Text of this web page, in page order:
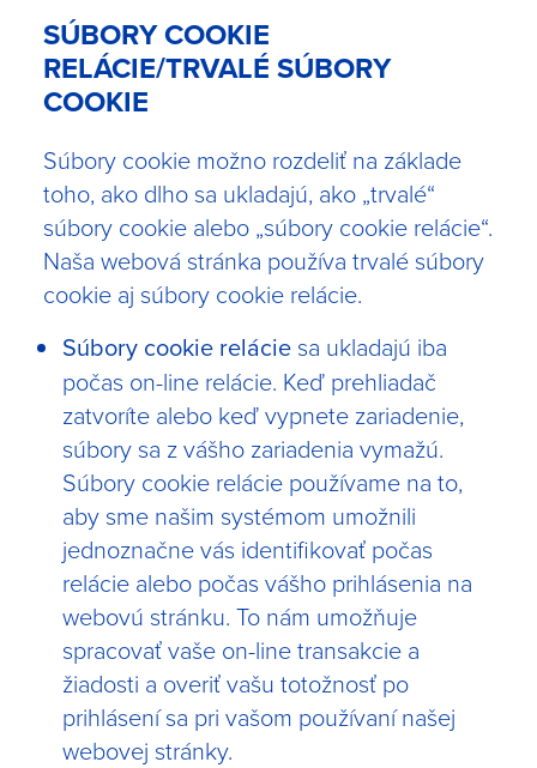
SÚBORY COOKIE
RELÁCIE/TRVALÉ SÚBORY
COOKIE
Súbory cookie možno rozdeliť na základe
toho, ako dlho sa ukladajú, ako „trvalé“
súbory cookie alebo „súbory cookie relácie“.
Naša webová stránka používa trvalé súbory
cookie aj súbory cookie relácie.
Súbory cookie relácie sa ukladajú iba
počas on-line relácie. Keď prehliadač
zatvoríte alebo keď vypnete zariadenie,
súbory sa z vášho zariadenia vymažú.
Súbory cookie relácie používame na to,
aby sme našim systémom umožnili
jednoznačne vás identifikovať počas
relácie alebo počas vášho prihlásenia na
webovú stránku. To nám umožňuje
spracovať vaše on-line transakcie a
žiadosti a overiť vašu totožnosť po
prihlásení sa pri vašom používaní našej
webovej stránky.